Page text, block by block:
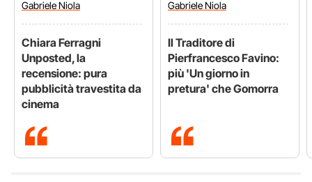
GabrieleNiola
Chiara Ferragni
Unposted, la
recensione: pura
pubblicità travestita da
cinema
GabrieleNiola
Il Traditore di
Pierfrancesco Favino:
più 'Un giorno in
pretura' che Gomorra